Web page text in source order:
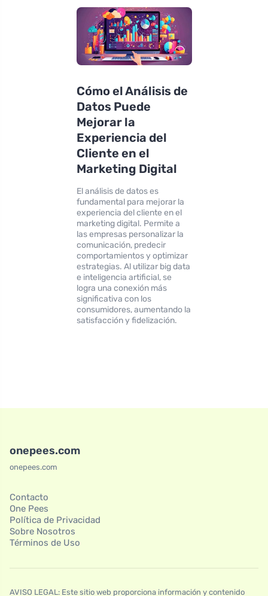
Cómo el Análisis de
Datos Puede
Mejorar la
Experiencia del
Cliente en el
Marketing Digital
El análisis de datos es
fundamental para mejorar la
experiencia del cliente en el
marketing digital. Permite a
las empresas personalizar la
comunicación, predecir
comportamientos y optimizar
estrategias. Al utilizar big data
e inteligencia artificial, se
logra una conexión más
significativa con los
consumidores, aumentando la
satisfacción y fidelización.
onepees.com
onepees.com
Contacto
One Pees
Política de Privacidad
Sobre Nosotros
Términos de Uso
AVISO LEGAL: Este sitio web proporciona información y contenido